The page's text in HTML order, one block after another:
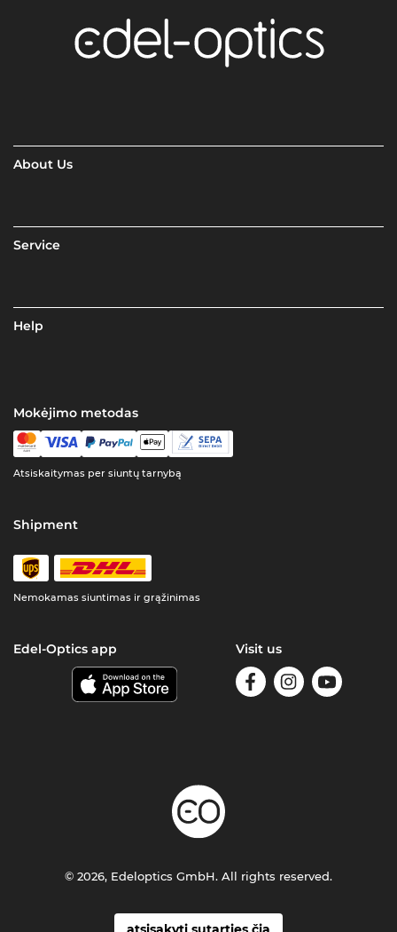
About Us
Service
Help
Mokėjimo metodas
Atsiskaitymas per siuntų tarnybą
Shipment
Nemokamas siuntimas ir grąžinimas
Edel-Optics app Visit us
© 2026, Edeloptics GmbH. All rights reserved.